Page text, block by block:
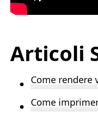
Articoli
Come rendere
Come